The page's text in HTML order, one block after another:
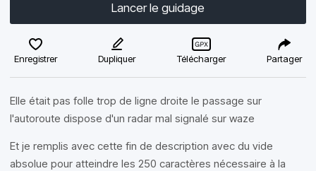
Lancer le guidage
Enregistrer Dupliquer Télécharger Partager
Elle était pas folle trop de ligne droite le passage sur
l'autoroute dispose d'un radar mal signalé sur waze
Et je remplis avec cette fin de description avec du vide
absolue pour atteindre les 250 caractères nécessaire à la